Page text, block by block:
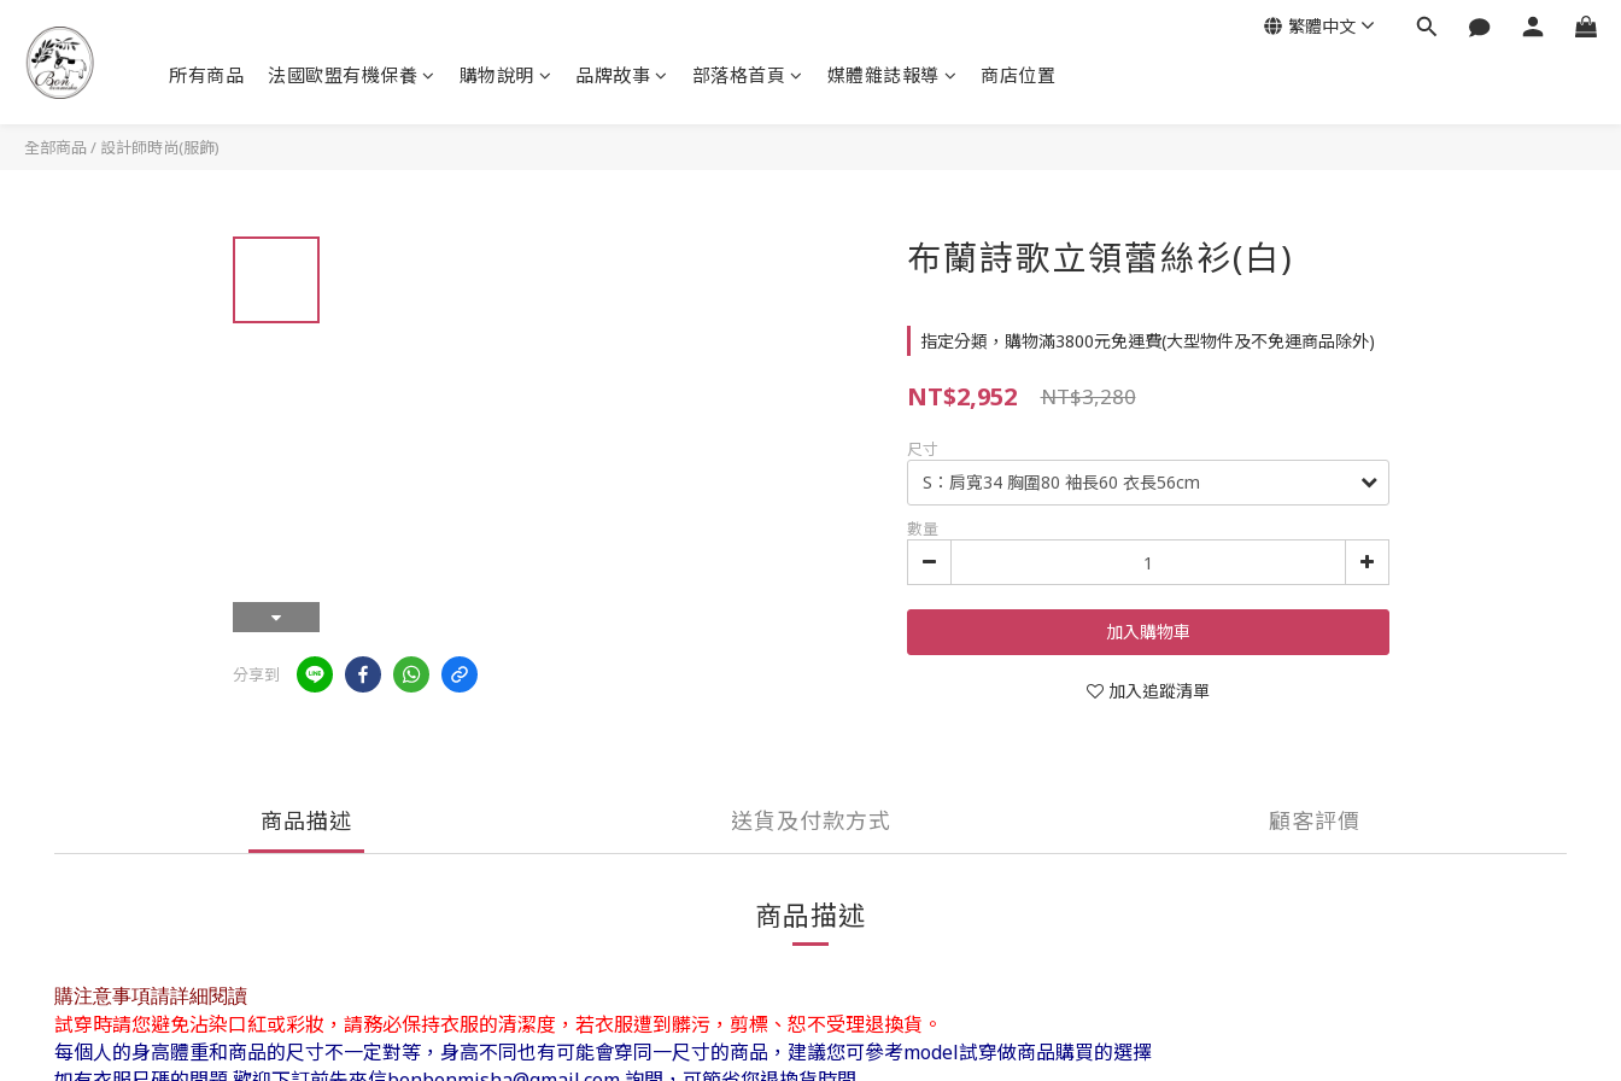
所有商品 法國歐盟有機保養 購物說明 品牌故事 部落格首頁 媒體雜誌報導 商店位置
繁體中文
全部商品 / 設計師時尚(服飾)
分享到
布蘭詩歌立領蕾絲衫(白)
指定分類，購物滿3800元免運費(大型物件及不免運商品除外)
NT$2,952 NT$3,280
尺寸
數量
加入購物車
加入追蹤清單
商品描述 送貨及付款方式 顧客評價
商品描述
購注意事項請詳細閱讀
試穿時請您避免沾染口紅或彩妝，請務必保持衣服的清潔度，若衣服遭到髒污，剪標、恕不受理退換貨。
每個人的身高體重和商品的尺寸不一定對等，身高不同也有可能會穿同一尺寸的商品，建議您可參考model試穿做商品購買的選擇